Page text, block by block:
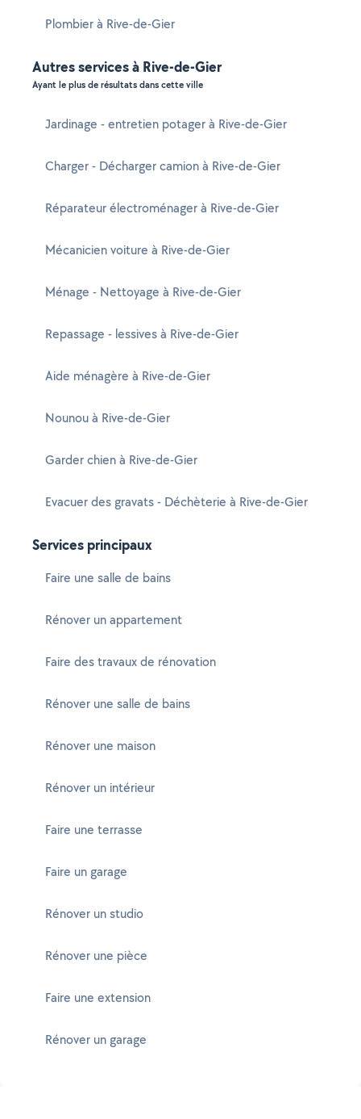
Plombier à Rive-de-Gier
Autres services à Rive-de-Gier
Ayant le plus de résultats dans cette ville
Jardinage - entretien potager à Rive-de-Gier
Charger - Décharger camion à Rive-de-Gier
Réparateur électroménager à Rive-de-Gier
Mécanicien voiture à Rive-de-Gier
Ménage - Nettoyage à Rive-de-Gier
Repassage - lessives à Rive-de-Gier
Aide ménagère à Rive-de-Gier
Nounou à Rive-de-Gier
Garder chien à Rive-de-Gier
Evacuer des gravats - Déchèterie à Rive-de-Gier
Services principaux
Faire une salle de bains
Rénover un appartement
Faire des travaux de rénovation
Rénover une salle de bains
Rénover une maison
Rénover un intérieur
Faire une terrasse
Faire un garage
Rénover un studio
Rénover une pièce
Faire une extension
Rénover un garage